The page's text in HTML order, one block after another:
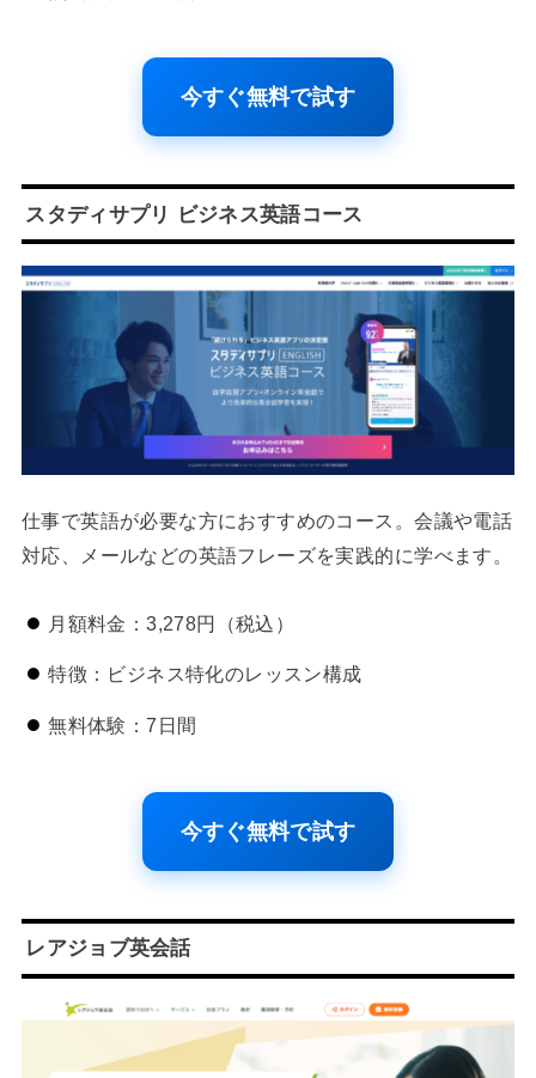
今すぐ無料で試す
スタディサプリ ビジネス英語コース
仕事で英語が必要な方におすすめのコース。会議や電話
対応、メールなどの英語フレーズを実践的に学べます。
月額料金：3,278円（税込）
特徴：ビジネス特化のレッスン構成
無料体験：7日間
今すぐ無料で試す
レアジョブ英会話